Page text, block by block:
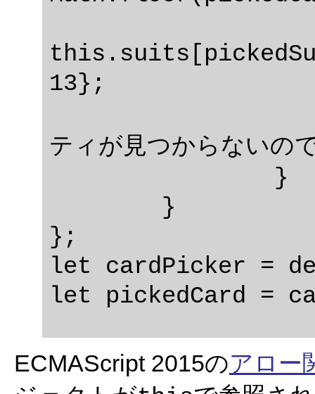
13};
ティが見つからないの
};
let cardPicker =
ECMAScript 2015のアロー